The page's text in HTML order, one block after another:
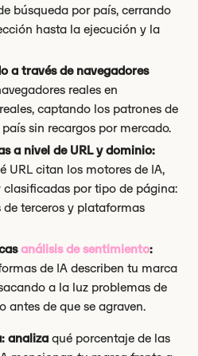
búsqueda por país, cerrando
hasta la ejecución y la
a través de navegadores
reales en
captando los patrones de
sin recargos por mercado.
a nivel de URL y dominio:
URL citan los motores de IA,
por tipo de página:
terceros y plataformas
análisis de sentimiento:
de IA describen tu marca
a la luz problemas de
antes de que se agraven.
analizaqué porcentaje de las